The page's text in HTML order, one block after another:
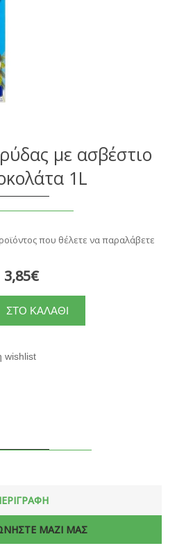
με ασβέστιο
1L
που θέλετε να παραλάβετε
3,85€
ΜΑΖΙ ΜΑΣ